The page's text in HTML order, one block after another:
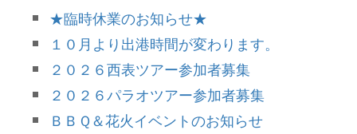
★臨時休業のお知らせ★
１０月より出港時間が変わります。
２０２６西表ツアー参加者募集
２０２６パラオツアー参加者募集
ＢＢＱ＆花火イベントのお知らせ